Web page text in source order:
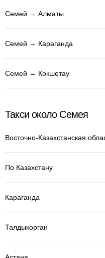
Семей → Алматы
Семей → Караганда
Семей → Кокшетау
Такси около Семея
Восточно-Казахстанская
По Казахстану
Караганда
Талдыкорган